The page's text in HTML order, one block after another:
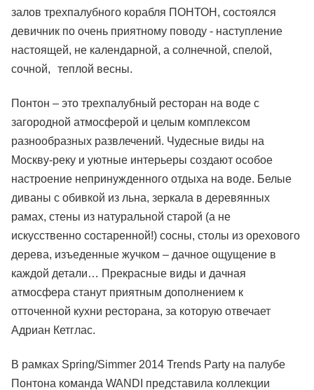
залов трехпалубного корабля ПОНТОН, состоялся
девичник по очень приятному поводу - наступление
настоящей, не календарной, а солнечной, спелой,
сочной, теплой весны.
Понтон – это трехпалубный ресторан на воде с
загородной атмосферой и целым комплексом
разнообразных развлечений. Чудесные виды на
Москву-реку и уютные интерьеры создают особое
настроение непринужденного отдыха на воде. Белые
диваны с обивкой из льна, зеркала в деревянных
рамах, стены из натуральной старой (а не
искусственно состаренной!) сосны, столы из орехового
дерева, изъеденные жучком – дачное ощущение в
каждой детали… Прекрасные виды и дачная
атмосфера станут приятным дополнением к
отточенной кухни ресторана, за которую отвечает
Адриан Кетглас.
В рамках Spring/Simmer 2014 Trends Party на палубе
Понтона команда WANDI представила коллекции